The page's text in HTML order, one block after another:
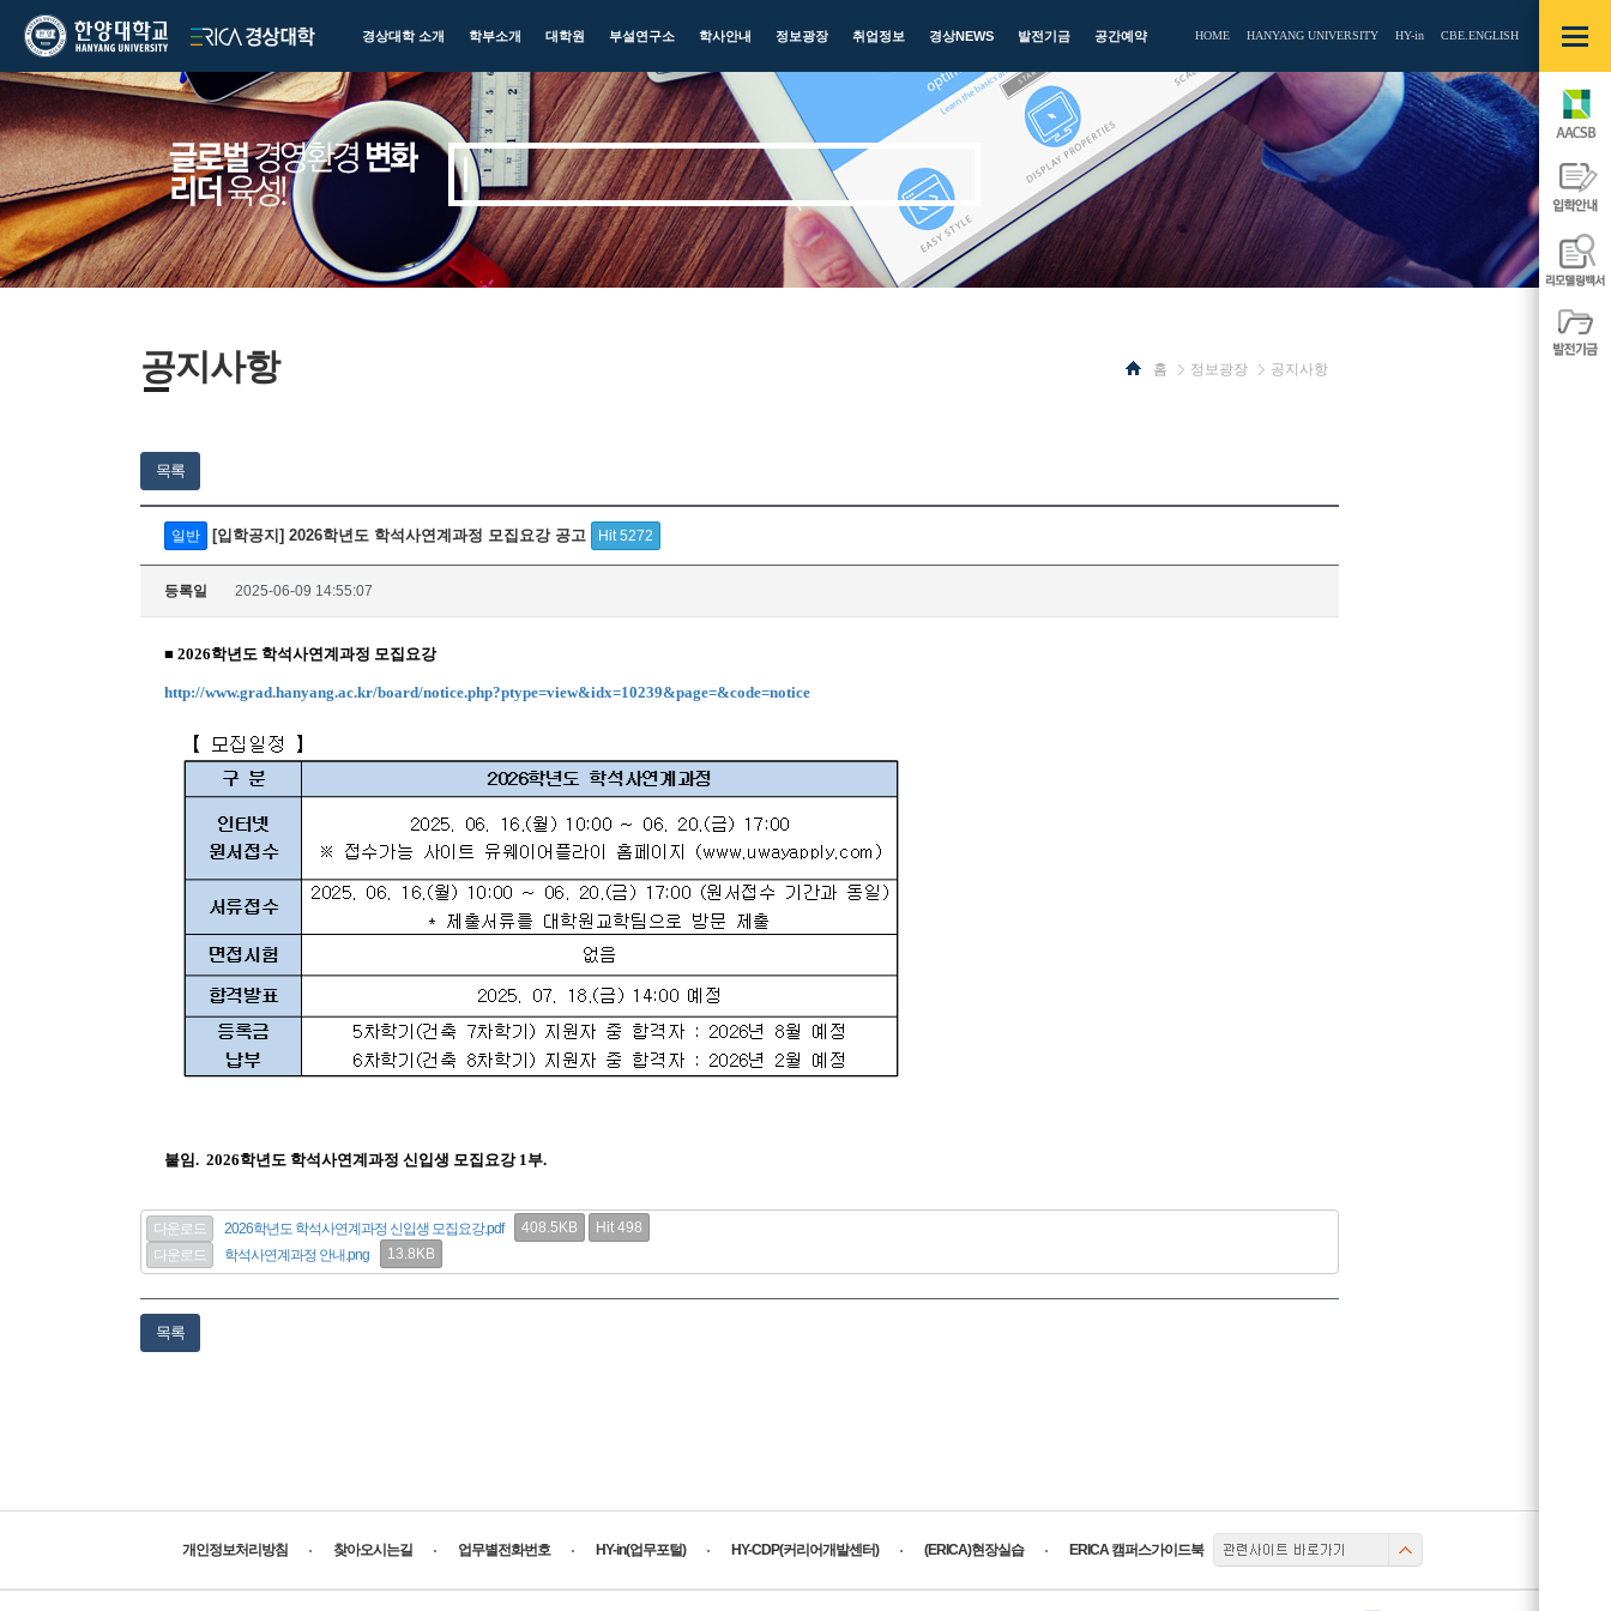
한양대학교
한양대학교
ERICA
경상대학
경상대학 소개 학부소개 대학원 부설연구소 학사안내 정보광장 취업정보 경상NEWS 발전기금 공간예약 HOME HANYANG UNIVERSITY HY-in CBE.ENGLISH
공지사항 홈 정보광장
사이드
공지사항
사이드
목록
일반 [입학공지] 2026학년도 학석사연계과정 모집요강 공고 Hit 5272
등록일 2025-06-09 14:55:07
■ 2026학년도 학석사연계과정 모집요강
http://www.grad.hanyang.ac.kr/board/notice.php?ptype=view&idx=10239&page=&code=notice
붙임. 2026학년도 학석사연계과정 신입생 모집요강 1부.
다운로드 2026학년도 학석사연계과정 신입생 모집요강.pdf 408.5KB
Hit 498
다운로드
학석사연계과정 안내.png 13.8KB
목록
개인정보처리방침 찾아오시는길 업무별전화번호 HY-in(업무포털) HY-CDP(커리어개발센터) (ERICA)현장실습 ERICA 캠퍼스가이드북
관련사이트
토글
열기/
AACSB
입학안내
리모델링백
발전기금